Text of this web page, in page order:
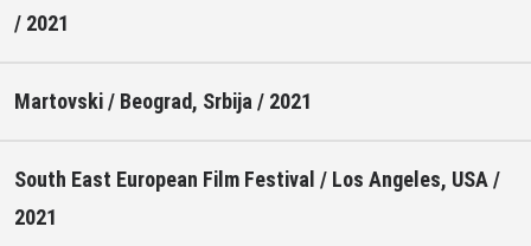
/ 2021
Martovski / Beograd, Srbija / 2021
South East European Film Festival / Los Angeles, USA /
2021